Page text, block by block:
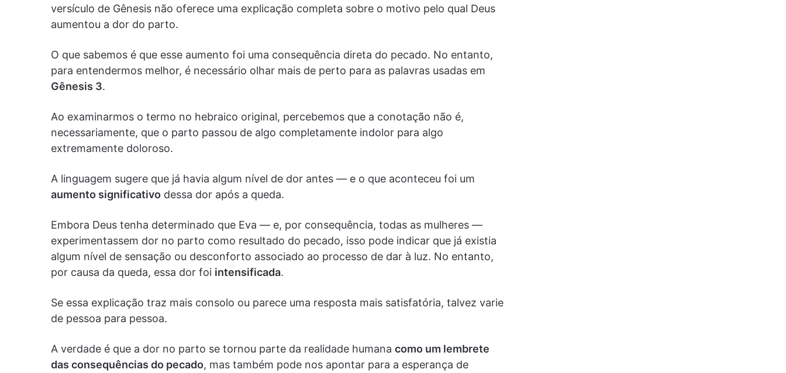
versículo de Gênesis não oferece uma explicação completa sobre o motivo pelo qual Deus
aumentou a dor do parto.
O que sabemos é que esse aumento foi uma consequência direta do pecado. No entanto,
para entendermos melhor, é necessário olhar mais de perto para as palavras usadas em
Gênesis 3.
Ao examinarmos o termo no hebraico original, percebemos que a conotação não é,
necessariamente, que o parto passou de algo completamente indolor para algo
extremamente doloroso.
A linguagem sugere que já havia algum nível de dor antes — e o que aconteceu foi um
aumento significativo dessa dor após a queda.
Embora Deus tenha determinado que Eva — e, por consequência, todas as mulheres —
experimentassem dor no parto como resultado do pecado, isso pode indicar que já existia
algum nível de sensação ou desconforto associado ao processo de dar à luz. No entanto,
por causa da queda, essa dor foi intensificada.
Se essa explicação traz mais consolo ou parece uma resposta mais satisfatória, talvez varie
de pessoa para pessoa.
A verdade é que a dor no parto se tornou parte da realidade humana como um lembrete
das consequências do pecado, mas também pode nos apontar para a esperança de